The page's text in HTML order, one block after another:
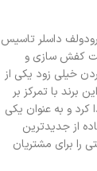
ولتر و رودولف داسلر تاسیس
کفش سازی و
خیلی زود یکی از
با تمرکز بر
و به عنوان یکی
از جدیدترین
را برای مشتریان